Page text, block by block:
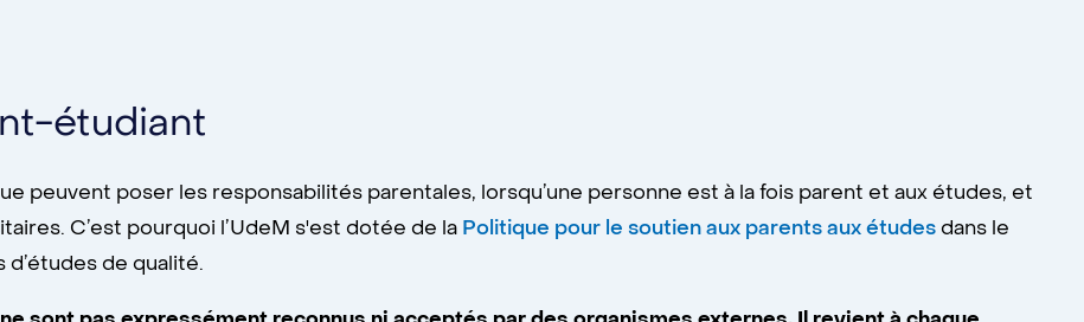
étudiant
peuvent poser les responsabilités parentales, lorsqu’une personne est à la fois parent et aux études, et
C’est pourquoi l’UdeM s'est dotée de la Politique pour le soutien aux parents aux étudesdans le
de qualité.